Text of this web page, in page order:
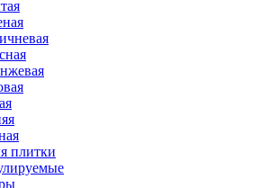
плитки